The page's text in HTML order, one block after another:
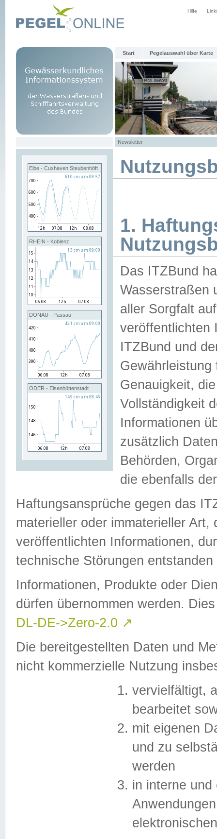
Hilfe
Start Pegelauswahl über Karte
Newsletter
Elbe - Cuxhaven Steubenhöft
RHEIN - Koblenz
DONAU - Passau
ODER - Eisenhüttenstadt
1.
Das ITZBund
Wasserstraßen
aller Sorgfalt
veröffentlichten
ITZBund und
Genauigkeit,
Vollständigkeit
Informationen
zusätzlich
Behörden,
die ebenfalls
Haftungsansprüche gegen das
materieller oder immaterieller
veröffentlichten Informationen,
technische Störungen
Informationen, Produkte oder
dürfen übernommen werden.
DL-DE->Zero-2.0 ↗
Die bereitgestellten Daten und
nicht kommerzielle Nutzung
vervielfältigt,
bearbeitet
mit eigenen
und zu
werden
in interne